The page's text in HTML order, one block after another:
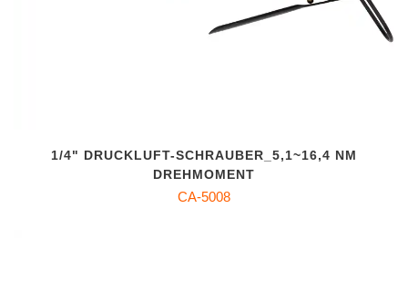
1/4" DRUCKLUFT-SCHRAUBER_5,1~16,4 NM
DREHMOMENT
CA-5008